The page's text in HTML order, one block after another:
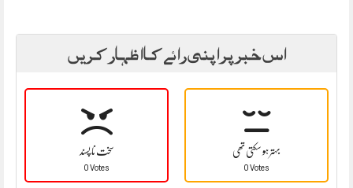
اس خبر پر اپنی رائے کا اظہار کریں
سخت نا پسند
0 Votes
بہتر ہو سکتی تھی
0 Votes